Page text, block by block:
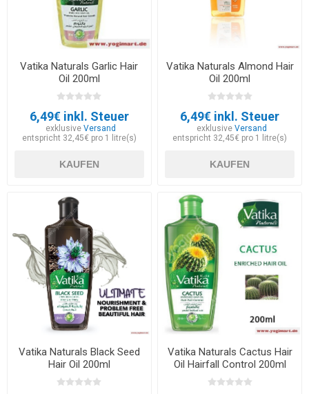
Vatika Naturals Garlic Hair
Oil 200ml
6,49€ inkl. Steuer
exklusiveVersand
entspricht 32,45€ pro 1 litre(s)
KAUFEN
Vatika Naturals Almond Hair
Oil 200ml
6,49€ inkl. Steuer
exklusive Versand
entspricht 32,45€ pro 1 litre(s)
KAUFEN
Vatika Naturals Black Seed
Hair Oil 200ml
Vatika Naturals Cactus Hair
Oil Hairfall Control 200ml